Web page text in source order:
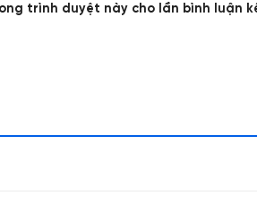
trình duyệt này cho lần bình luận